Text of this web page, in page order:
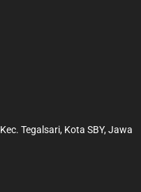
Tegalsari, Kota SBY, Jawa